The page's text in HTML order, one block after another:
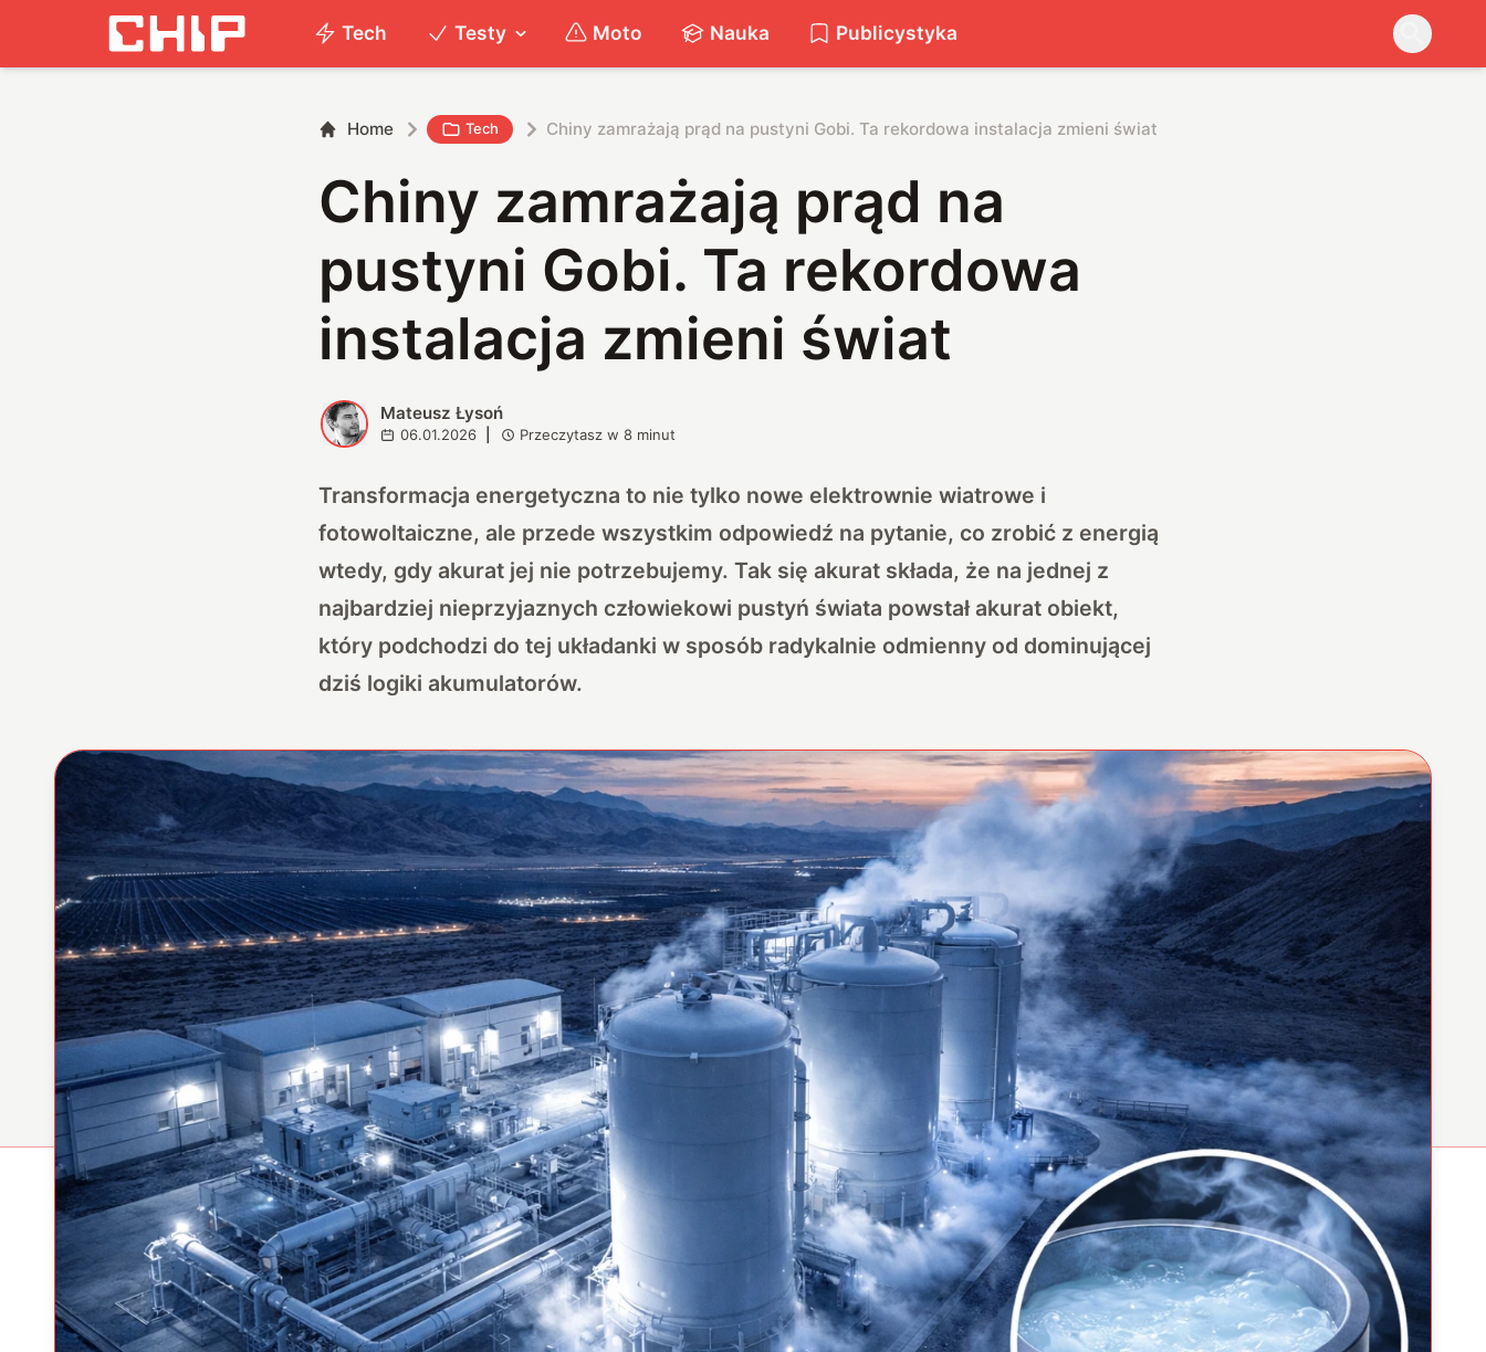
Tech Testy Moto Nauka Publicystyka
Home Tech Chiny zamrażają prąd na pustyni Gobi. Ta rekordowa instalacja zmieni świat
Chiny zamrażają prąd na
pustyni Gobi. Ta rekordowa
instalacja zmieni świat
M Mateusz Łysoń
06.01.2026 Przeczytasz w8 minut
Transformacja energetyczna to nie tylko nowe elektrownie wiatrowe i
fotowoltaiczne, ale przede wszystkim odpowiedź na pytanie, co zrobić z energią
wtedy, gdy akurat jej nie potrzebujemy. Tak się akurat składa, że na jednej z
najbardziej nieprzyjaznych człowiekowi pustyń świata powstał akurat obiekt,
który podchodzi do tej układanki w sposób radykalnie odmienny od dominującej
dziś logiki akumulatorów.